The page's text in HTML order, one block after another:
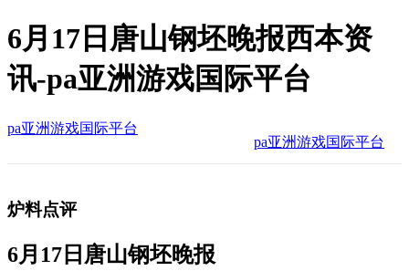
6月17日唐山钢坯晚报西本资
讯-pa亚洲游戏国际平台
pa亚洲游戏国际平台
pa亚洲游戏国际平台
炉料点评
6月17日唐山钢坯晚报